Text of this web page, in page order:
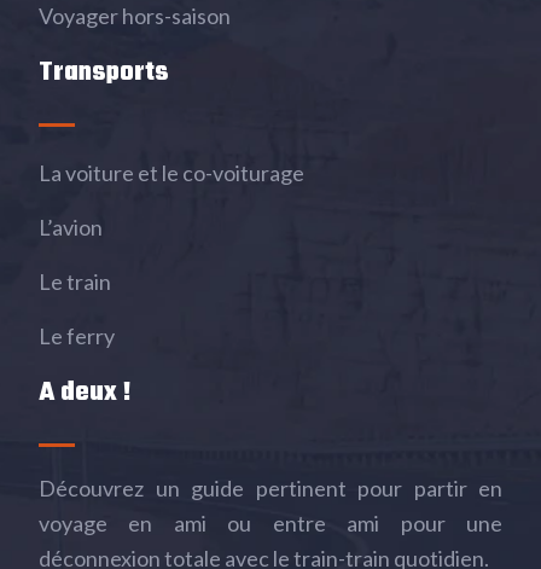
Voyager hors-saison
Transports
La voiture et le co-voiturage
L’avion
Le train
Le ferry
A deux !
Découvrez un guide pertinent pour partir en
voyage en ami ou entre ami pour une
déconnexion totale avec le train-train quotidien.